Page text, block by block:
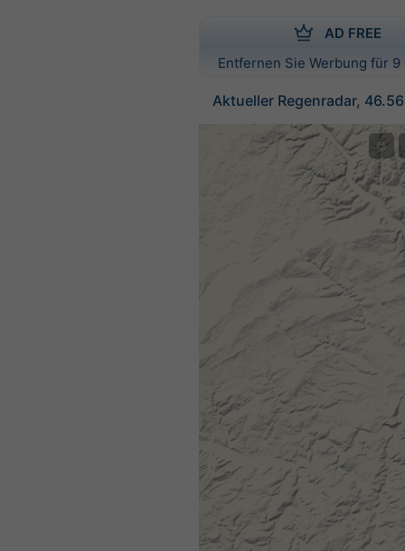
AD FREE
Entfernen Sie Werbung für
Aktueller Regenradar,
©